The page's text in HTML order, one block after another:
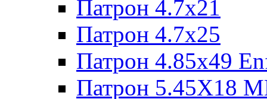
Патрон 4.7x21
Патрон 4.7x25
Патрон 4.85x49
Патрон 5.45X18